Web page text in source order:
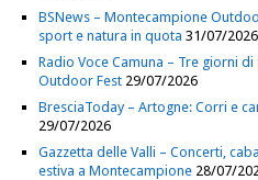
BSNews – Montecampione
sport e natura in quota 31/07/2026
Radio Voce Camuna – Tre giorni
Outdoor Fest 29/07/2026
BresciaToday – Artogne: Corri e
29/07/2026
Gazzetta delle Valli – Concerti,
estiva a Montecampione 28/07/